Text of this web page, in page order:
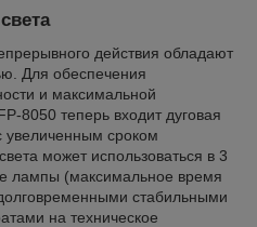
действия обладают
Для обеспечения
и максимальной
8050 теперь входит дуговая
увеличенным сроком
может использоваться в 3
лампы (максимальное время
стабильными
на техническое